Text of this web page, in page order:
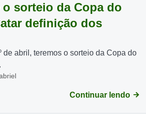
o sorteio da Copa do
definição dos
de abril, teremos o sorteio da Copa do
Continuar lendo